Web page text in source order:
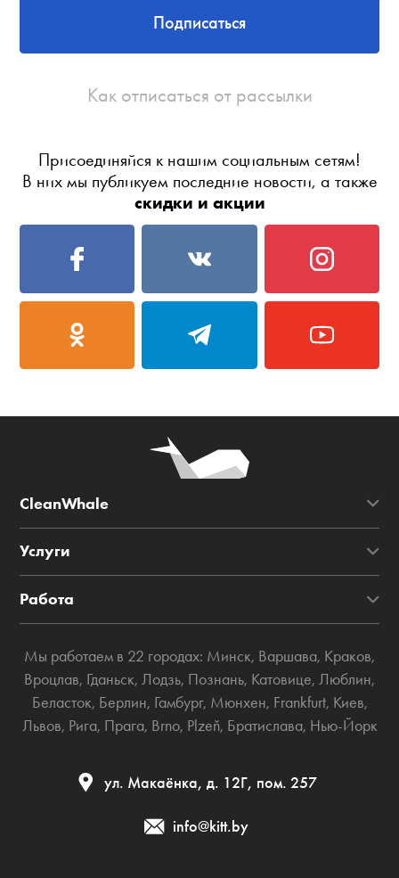
Подписаться
Как отписаться от рассылки
Присоединяйся к нашим социальным сетям!
В них мы публикуем последние новости, а также
скидки и акции
CleanWhale
Услуги
Работа
Мы работаем в 22 городах: Минск, Варшава, Краков,
Вроцлав, Гданьск, Лодзь, Познань, Катовице, Люблин,
Беласток, Берлин, Гамбург, Мюнхен, Frankfurt, Киев,
Львов, Рига, Прага, Brno, Plzeň, Братислава, Нью-Йорк
ул. Макаёнка, д. 12Г, пом. 257
info@kitt.by